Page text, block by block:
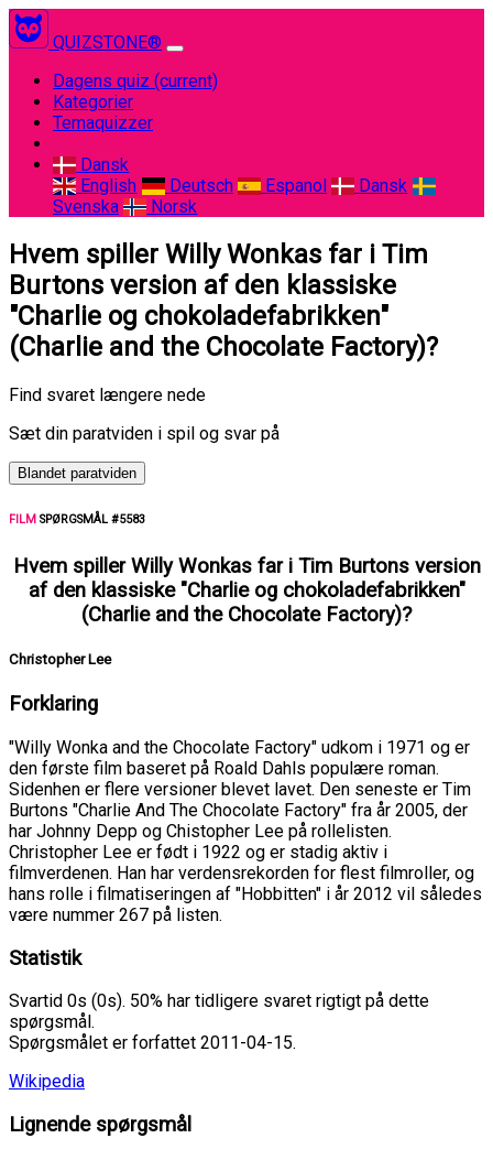
QUIZSTONE®
Dagens quiz (current)
Kategorier
Temaquizzer
Dansk
English
Deutsch Espanol
Dansk
Svenska
Norsk
Hvem spiller Willy Wonkas far i Tim
Burtons version af den klassiske
"Charlie og chokoladefabrikken"
(Charlie and the Chocolate Factory)?
Find svaret længere nede
Sæt din paratviden i spil og svar på
Blandet paratviden
FILM SPØRGSMÅL #5583
Hvem spiller Willy Wonkas far i Tim Burtons version
af den klassiske "Charlie og chokoladefabrikken"
(Charlie and the Chocolate Factory)?
Christopher Lee
Forklaring
"Willy Wonka and the Chocolate Factory" udkom i 1971 og er
den første film baseret på Roald Dahls populære roman.
Sidenhen er flere versioner blevet lavet. Den seneste er Tim
Burtons "Charlie And The Chocolate Factory" fra år 2005, der
har Johnny Depp og Chistopher Lee på rollelisten.
Christopher Lee er født i 1922 og er stadig aktiv i
filmverdenen. Han har verdensrekorden for flest filmroller, og
hans rolle i filmatiseringen af "Hobbitten" i år 2012 vil således
være nummer 267 på listen.
Statistik
Svartid 0s (0s). 50% har tidligere svaret rigtigt på dette
spørgsmål.
Spørgsmålet er forfattet 2011-04-15.
Wikipedia
Lignende spørgsmål